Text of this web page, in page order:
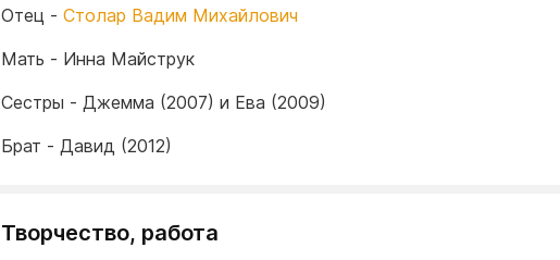
Отец - Столар Вадим Михайлович
Мать - Инна Майструк
Сестры - Джемма (2007) и Ева (2009)
Брат - Давид (2012)
Творчество, работа